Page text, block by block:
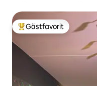
Populär gästfavorit
Gästfavorit